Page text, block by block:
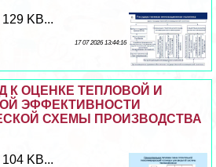
KB...
17 07 2026 13:44:16
ОЦЕНКЕ ТЕПЛОВОЙ И
ЭФФЕКТИВНОСТИ
СХЕМЫ ПРОИЗВОДСТВА
KB...